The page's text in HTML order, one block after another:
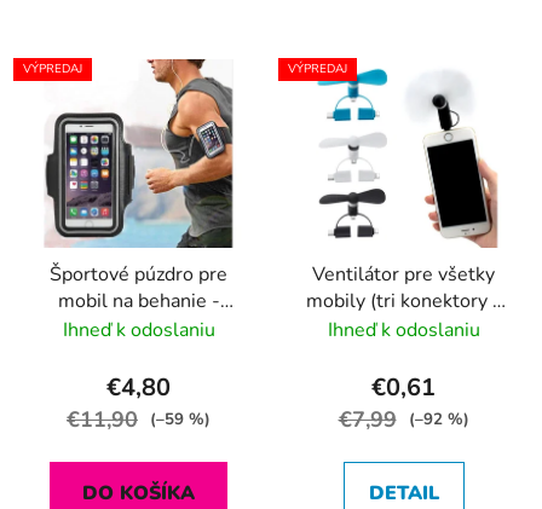
VÝPREDAJ
Športové púzdro pre
mobil na behanie -
univerzálne
Ihneď k odoslaniu
€4,80
€11,90 (–59 %)
DO KOŠÍKA
VÝPREDAJ
Ventilátor pre všetky
mobily (tri konektory v
balení)
Ihneď k odoslaniu
€0,61
€7,99 (–92 %)
DETAIL